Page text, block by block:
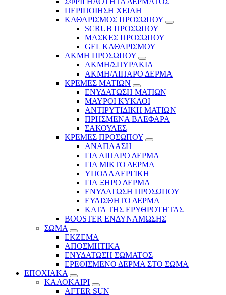
ΠΕΡΙΠΟΙΗΣΗ ΧΕΙΛΗ
ΚΑΘΑΡΙΣΜΟΣ ΠΡΟΣΩΠΟΥ
SCRUB ΠΡΟΣΩΠΟΥ
ΜΑΣΚΕΣ ΠΡΟΣΩΠΟΥ
GEL ΚΑΘΑΡΙΣΜΟΥ
ΑΚΜΗ ΠΡΟΣΩΠΟΥ
ΑΚΜΗ/ΣΠΥΡΑΚΙΑ
ΑΚΜΗ/ΛΙΠΑΡΟ ΔΕΡΜΑ
ΚΡΕΜΕΣ ΜΑΤΙΩΝ
ΕΝΥΔΑΤΩΣΗ ΜΑΤΙΩΝ
ΜΑΥΡΟΙ ΚΥΚΛΟΙ
ΑΝΤΙΡΥΤΙΔΙΚΗ ΜΑΤΙΩΝ
ΠΡΗΣΜΕΝΑ ΒΛΕΦΑΡΑ
ΣΑΚΟΥΛΕΣ
ΚΡΕΜΕΣ ΠΡΟΣΩΠΟΥ
ΑΝΑΠΛΑΣΗ
ΓΙΑ ΛΙΠΑΡΟ ΔΕΡΜΑ
ΓΙΑ ΜΙΚΤΟ ΔΕΡΜΑ
ΥΠΟΑΛΛΕΡΓΙΚΗ
ΓΙΑ ΞΗΡΟ ΔΕΡΜΑ
ΕΝΥΔΑΤΩΣΗ ΠΡΟΣΩΠΟΥ
ΕΥΑΙΣΘΗΤΟ ΔΕΡΜΑ
ΚΑΤΑ ΤΗΣ ΕΡΥΘΡΟΤΗΤΑΣ
BOOSTER ΕΝΔΥΝΑΜΩΣΗΣ
ΣΩΜΑ
ΕΚΖΕΜΑ
ΑΠΟΣΜΗΤΙΚΑ
ΕΝΥΔΑΤΩΣΗ ΣΩΜΑΤΟΣ
ΕΡΕΘΙΣΜΕΝΟ ΔΕΡΜΑ ΣΤΟ ΣΩΜΑ
ΕΠΟΧΙΑΚΑ
ΚΑΛΟΚΑΙΡΙ
AFTER SUN